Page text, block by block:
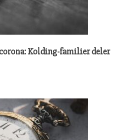
Kolding-familier deler